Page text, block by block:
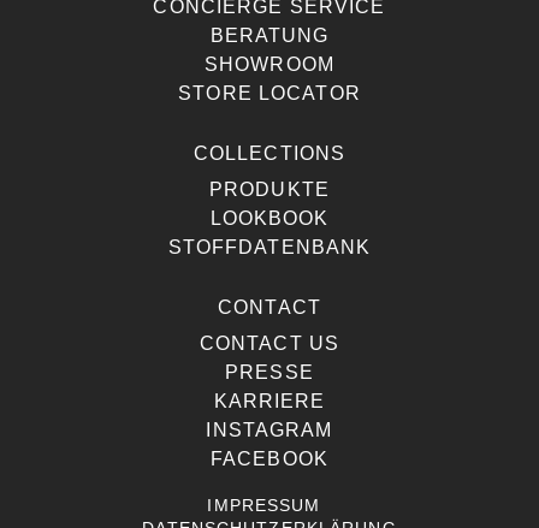
CONCIERGE SERVICE
BERATUNG
SHOWROOM
STORE LOCATOR
COLLECTIONS
PRODUKTE
LOOKBOOK
STOFFDATENBANK
CONTACT
CONTACT US
PRESSE
KARRIERE
INSTAGRAM
FACEBOOK
IMPRESSUM